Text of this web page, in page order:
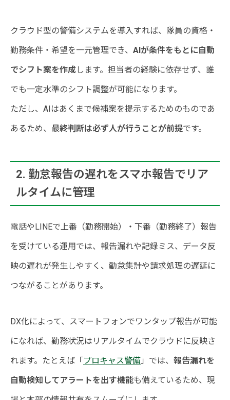
クラウド型の警備システムを導入すれば、隊員の資格・
勤務条件・希望を一元管理でき、 AIが条件をもとに自動
でシフト案を作成 します。担当者の経験に依存せず、誰
でも一定水準のシフト調整が可能になります。
ただし、AIはあくまで候補案を提示するためのものであ
あるため、 最終判断は必ず人が行うことが前提です。
2. 勤怠報告の遅れをスマホ報告でリア
ルタイムに管理
電話やLINEで上番（勤務開始）・下番（勤務終了）報告
を受けている運用では、報告漏れや記録ミス、データ反
映の遅れが発生しやすく、勤怠集計や請求処理の遅延に
つながることがあります。
DX化によって、スマートフォンでワンタップ報告が可能
になれば、勤務状況はリアルタイムでクラウドに反映さ
れます。たとえば「プロキャス警備 」では、 報告漏れを
自動検知してアラートを出す機能も備えているため、現